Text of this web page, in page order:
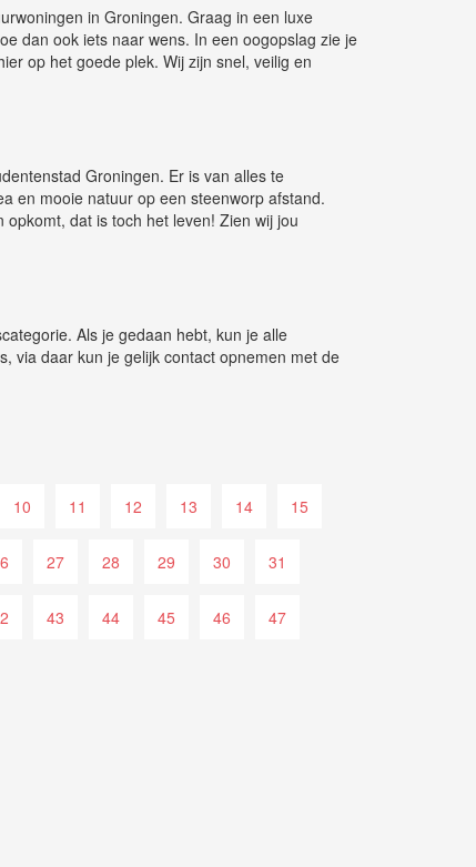
in Groningen. Graag in een luxe
dan ook iets naar wens. In een oogopslag zie je
op het goede plek. Wij zijn snel, veilig en
Groningen. Er is van alles te
en mooie natuur op een steenworp afstand.
dat is toch het leven! Zien wij jou
Als je gedaan hebt, kun je alle
via daar kun je gelijk contact opnemen met de
10 11 12 13 14 15
27 28 29 30 31
43 44 45 46 47